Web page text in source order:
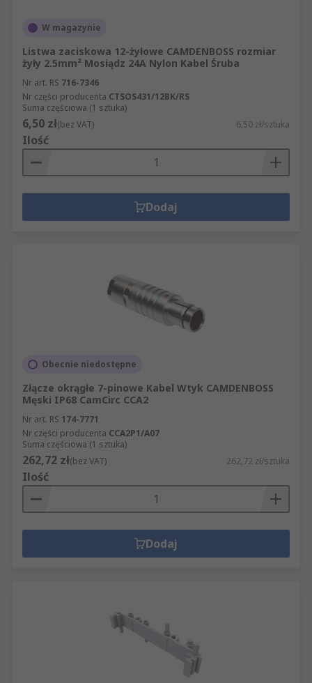
W magazynie
Listwa zaciskowa 12-żyłowe CAMDENBOSS rozmiar
żyły 2.5mm² Mosiądz 24A Nylon Kabel Śruba
Nr art. RS 716-7346
Nr części producenta CTSOS431/12BK/RS
Suma częściowa (1 sztuka)
6,50 zł(bez VAT) 6,50 zł/sztuka
Ilość
Dodaj
Obecnie niedostępne
Złącze okrągłe 7-pinowe Kabel Wtyk CAMDENBOSS
Męski IP68 CamCirc CCA2
Nr art. RS 174-7771
Nr części producenta CCA2P1/A07
Suma częściowa (1 sztuka)
262,72 zł(bez VAT) 262,72 zł/sztuka
Ilość
Dodaj